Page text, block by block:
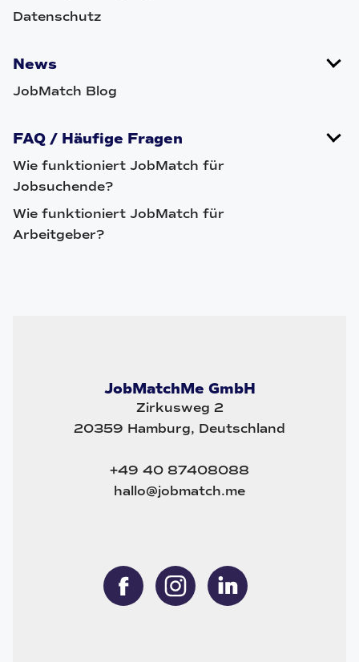
Datenschutz
News
JobMatch Blog
FAQ / Häufige Fragen
Wie funktioniert JobMatch für
Jobsuchende?
Wie funktioniert JobMatch für
Arbeitgeber?
JobMatchMe GmbH
Zirkusweg 2
20359 Hamburg, Deutschland
+49 40 87408088
hallo@jobmatch.me